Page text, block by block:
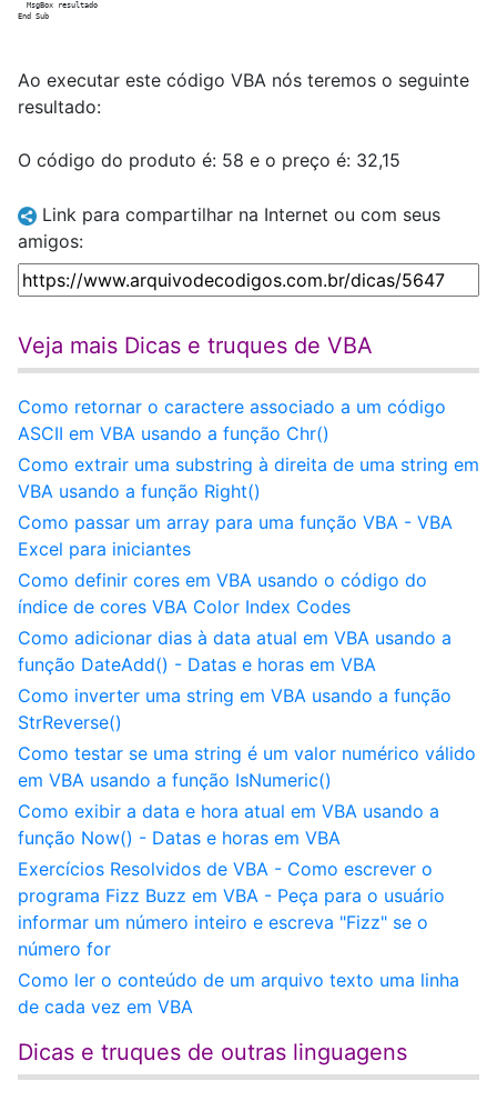
  MsgBox resultado
Ao executar este código VBA nós teremos o seguinte
resultado:
O código do produto é: 58 e o preço é: 32,15
Link para compartilhar na Internet ou com seus
amigos:
Veja mais Dicas e truques de VBA
Como retornar o caractere associado a um código
ASCII em VBA usando a função Chr()
Como extrair uma substring à direita de uma string em
VBA usando a função Right()
Como passar um array para uma função VBA - VBA
Excel para iniciantes
Como definir cores em VBA usando o código do
índice de cores VBA Color Index Codes
Como adicionar dias à data atual em VBA usando a
função DateAdd() - Datas e horas em VBA
Como inverter uma string em VBA usando a função
StrReverse()
Como testar se uma string é um valor numérico válido
em VBA usando a função IsNumeric()
Como exibir a data e hora atual em VBA usando a
função Now() - Datas e horas em VBA
Exercícios Resolvidos de VBA - Como escrever o
programa Fizz Buzz em VBA - Peça para o usuário
informar um número inteiro e escreva "Fizz" se o
número for
Como ler o conteúdo de um arquivo texto uma linha
de cada vez em VBA
Dicas e truques de outras linguagens